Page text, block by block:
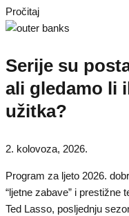
Pročitaj
Serije su
ali gledamo li
užitka?
2. kolovoza, 2026.
Program za ljeto 2026.
“ljetne zabave” i prestižne
Ted Lasso, posljednju